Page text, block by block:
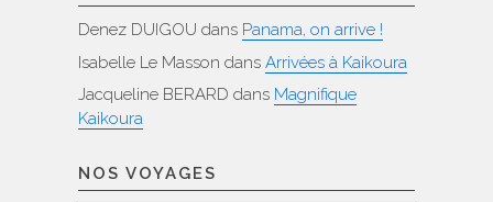
Denez DUIGOU dans Panama, on arrive !
Isabelle Le Masson dans Arrivées à Kaikoura
Jacqueline BERARD dans Magnifique
Kaikoura
NOS VOYAGES